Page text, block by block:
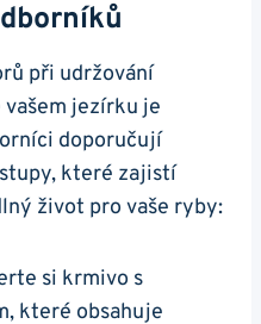
při udržování
jezírku je
doporučují
které zajistí
život ‍pro vaše ryby:
si krmivo s
které obsahuje